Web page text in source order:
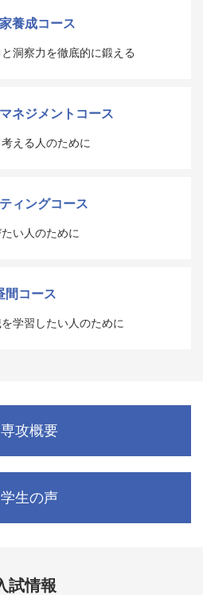
養成コース
洞察力を徹底的に鍛える
ネジメントコース
える人のために
ィングコース
い人のために
間コース
学習したい人のために
攻概要
生の声
試情報